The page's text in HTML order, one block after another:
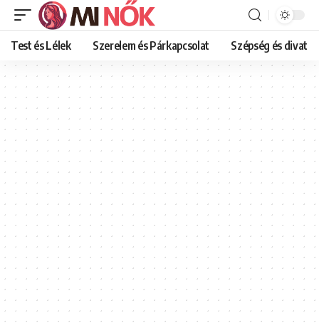
Test és Lélek Szerelem és Párkapcsolat Szépség és divat